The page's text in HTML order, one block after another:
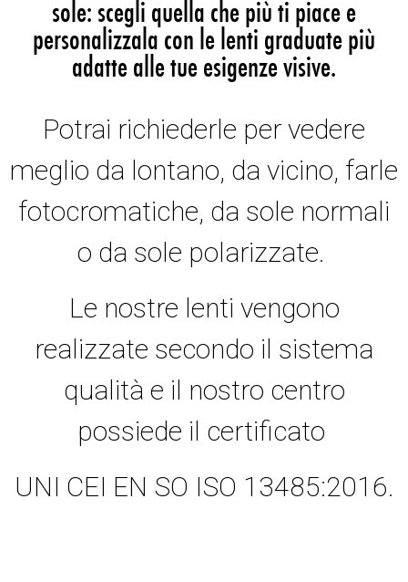
sole: scegli quella che più ti piace e
personalizzala con le lenti graduate più
adatte alle tue esigenze visive.
Potrai richiederle per vedere
meglio da lontano, da vicino, farle
fotocromatiche, da sole normali
o da sole polarizzate.
Le nostre lenti vengono
realizzate secondo il sistema
qualità e il nostro centro
possiede il certificato
UNI CEI EN SO ISO 13485:2016.